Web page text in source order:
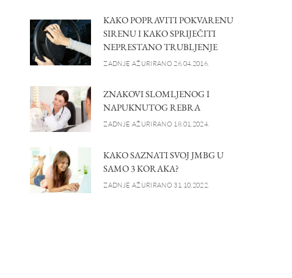
KAKO POPRAVITI POKVARENU
SIRENU I KAKO SPRIJEČITI
NEPRESTANO TRUBLJENJE
ZADNJE AŽURIRANO 26.04.2016.
ZNAKOVI SLOMLJENOG I
NAPUKNUTOG REBRA
ZADNJE AŽURIRANO 18.01.2024.
KAKO SAZNATI SVOJ JMBG U
SAMO 3 KORAKA?
ZADNJE AŽURIRANO 31.10.2022.